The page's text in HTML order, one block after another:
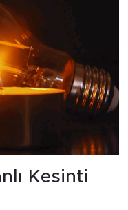
Kesinti